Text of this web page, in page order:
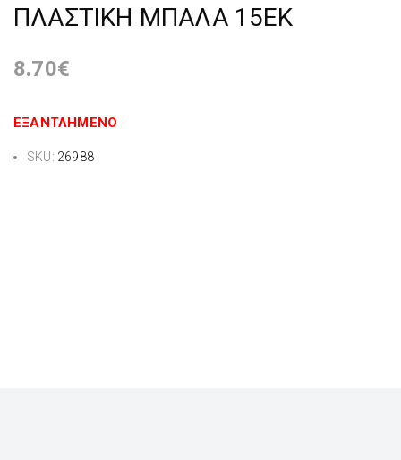
ΠΛΑΣΤΙΚΗ ΜΠΑΛΑ 15ΕΚ
8.70€
ΕΞΑΝΤΛΗΜΈΝΟ
SKU: 26988